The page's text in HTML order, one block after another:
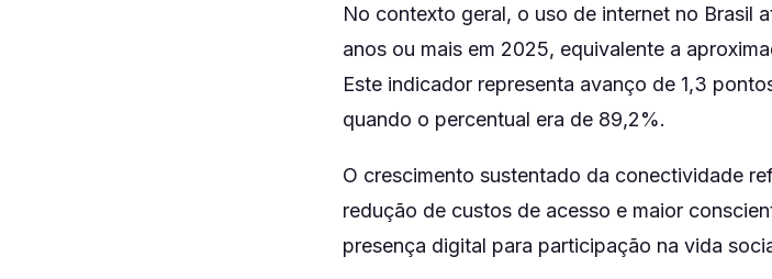
No contexto geral, o uso de internet no Brasil
anos ou mais em 2025, equivalente a
Este indicador representa avanço de 1,3
quando o percentual era de 89,2%.
O crescimento sustentado da conectividade
redução de custos de acesso e maior
presença digital para participação na vida